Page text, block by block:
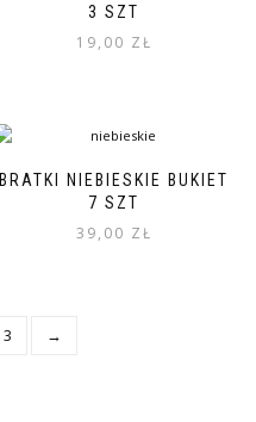
3 SZT
19,00 ZŁ
BRATKI NIEBIESKIE BUKIET
7 SZT
39,00 ZŁ
3 →